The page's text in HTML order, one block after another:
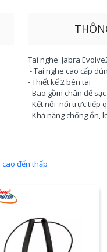
Tai nghe Jabra
- Tai nghe cao cấp
- Thiết kế 2 bên tai
- Bao gồm chân đế sạc
- Kết nối nối trực tiếp
- Khả năng chống ổn,
cao đến thấp